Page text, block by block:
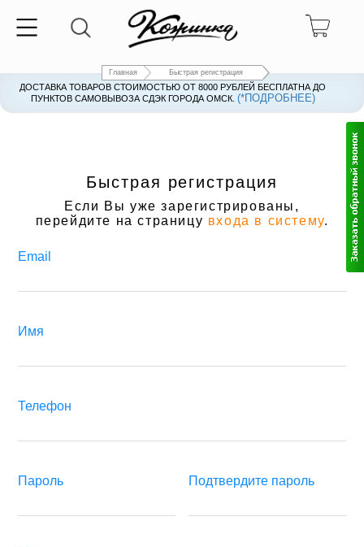
Главная Быстрая регистрация
ДОСТАВКА ТОВАРОВ СТОИМОСТЬЮ ОТ 8000 РУБЛЕЙ БЕСПЛАТНА ДО
ПУНКТОВ САМОВЫВОЗА СДЭК ГОРОДА ОМСК. (*ПОДРОБНЕЕ)
Быстрая регистрация
Если Вы уже зарегистрированы,
перейдите на страницу входа в систему.
Email
Имя
Телефон
Пароль Подтвердите пароль